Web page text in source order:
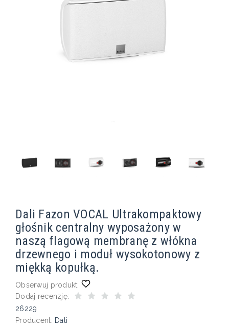
Dali Fazon VOCAL Ultrakompaktowy
głośnik centralny wyposażony w
naszą flagową membranę z włókna
drzewnego i moduł wysokotonowy z
miękką kopułką.
Obserwuj produkt:
Dodaj recenzję:
26229
Producent: Dali